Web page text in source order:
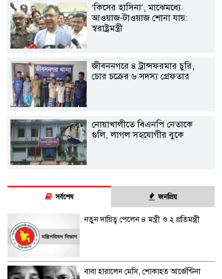
‘কিসের হাসিনা’, মাঝেমধ্যে
আওয়াজ-টাওয়াজ শোনা যায়:
স্বরাষ্ট্রমন্ত্রী
জীবননগরে ৪ ট্রান্সফরমার চুরি,
চোর চক্রের ৬ সদস্য গ্রেফতার
নোয়াখালীতে বিএনপি নেতাকে
গুলি, লাগল সহযোগীর বুকে
সর্বশেষ জনপ্রিয়
নতুন দায়িত্ব পেলেন ৪ মন্ত্রী ও ২ প্রতিমন্ত্রী
বাবা হারালেন মেসি, শোকাহত আর্জেন্টিনা